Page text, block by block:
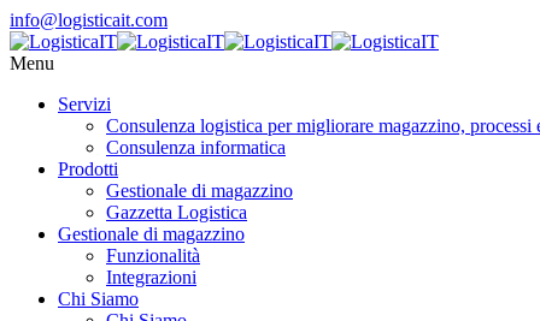
info@logisticait.com
Menu
Servizi
Consulenza logistica per migliorare magazzino,
Consulenza informatica
Prodotti
Gestionale di magazzino
Gazzetta Logistica
Gestionale di magazzino
Funzionalità
Integrazioni
Chi Siamo